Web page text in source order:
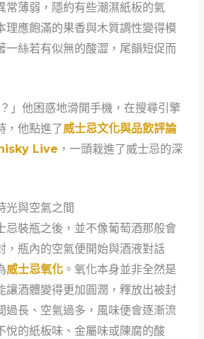
常薄弱，隱約有些潮濕紙板的氣
理應飽滿的果香與木質調性變得模
一絲若有似無的酸澀，尾韻短促而
」他困惑地滑開手機，在搜尋引擎
，他點進了威士忌文化與品飲評論
Live ，一頭栽進了威士忌的深
光與空氣之間
忌裝瓶之後，並不像葡萄酒那般會
，瓶內的空氣便開始與酒液對話
威士忌氧化。氧化本身並非全然是
讓酒體變得更加圓潤，釋放出被封
過長、空氣過多，風味便會逐漸流
悅的紙板味、金屬味或陳腐的酸